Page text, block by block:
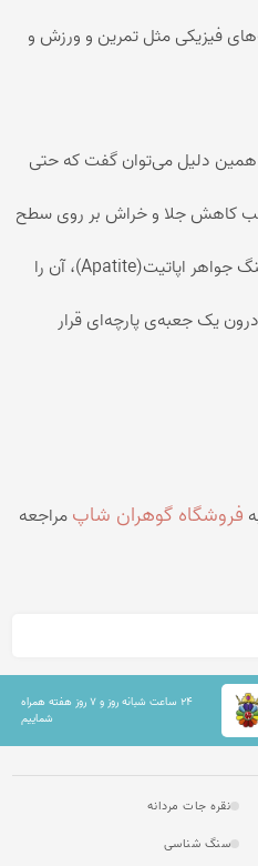
فیزیکی مثل تمرین و ورزش و
همین دلیل می‌توان گفت که حتی
کاهش جلا و خراش بر روی سطح
آن خواهد شد. برای نگهداری از سنگ جواهر اپاتیت(Apatite)، آن را
یک جعبه‌ی پارچه‌ای قرار
فروشگاه گوهران شاپمراجعه
۲۴ ساعت شبانه روز و ۷ روز هفته همراه
شماییم
نقره جات مردانه
سنگ شناسی